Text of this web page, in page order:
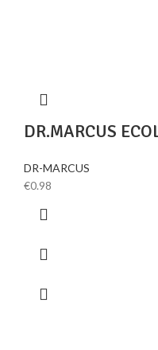
DR.MARCUS
DR-MARCUS
€0.98